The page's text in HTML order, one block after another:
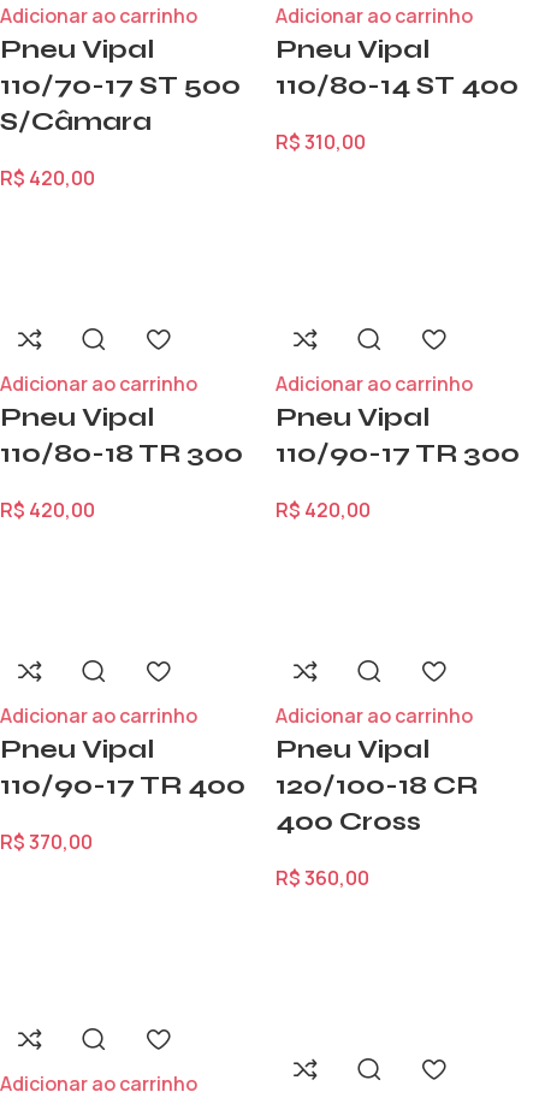
Adicionar ao carrinho
Pneu Vipal
110/70-17 ST 500
S/Câmara
R$ 420,00
Adicionar ao carrinho
Pneu Vipal
110/80-14 ST 400
R$310,00
Adicionar ao carrinho
Pneu Vipal
110/80-18 TR 300
R$ 420,00
Adicionar ao carrinho
Pneu Vipal
110/90-17 TR 300
R$ 420,00
Adicionar ao carrinho
Pneu Vipal
110/90-17 TR 400
R$370,00
Adicionar ao carrinho
Pneu Vipal
120/100-18 CR
400 Cross
R$360,00
Adicionar ao carrinho